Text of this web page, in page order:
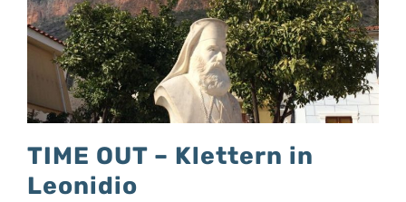
TIME OUT – Klettern in
Leonidio